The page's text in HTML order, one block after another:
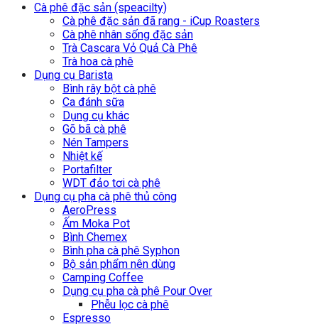
Cà phê đặc sản (speacilty)
Cà phê đặc sản đã rang - iCup Roasters
Cà phê nhân sống đặc sản
Trà Cascara Vỏ Quả Cà Phê
Trà hoa cà phê
Dụng cụ Barista
Bình rây bột cà phê
Ca đánh sữa
Dụng cụ khác
Gõ bã cà phê
Nén Tampers
Nhiệt kế
Portafilter
WDT đảo tơi cà phê
Dụng cụ pha cà phê thủ công
AeroPress
Ấm Moka Pot
Bình Chemex
Bình pha cà phê Syphon
Bộ sản phẩm nên dùng
Camping Coffee
Dụng cụ pha cà phê Pour Over
Phễu lọc cà phê
Espresso